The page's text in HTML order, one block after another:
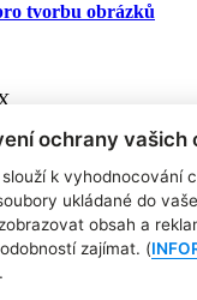
tvorbu obrázků
zakázáno.
ochrany vašich
slouží k vyhodnocování
ukládané do
obsah a
zajímat. (